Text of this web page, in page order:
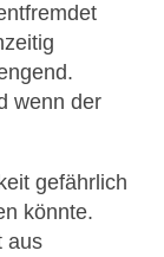
wenn der
gefährlich
könnte.
aus